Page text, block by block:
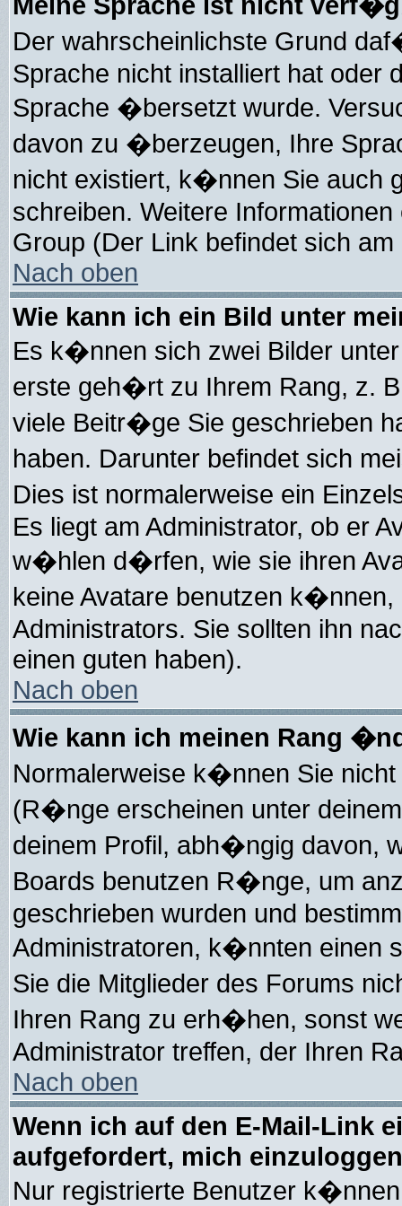
Der wahrscheinlichste Grund
Sprache nicht installiert hat oder
Sprache �bersetzt wurde.
davon zu �berzeugen, Ihre
nicht existiert, k�nnen Sie auch
schreiben. Weitere
Group (Der Link befindet sich
Nach oben
Wie kann ich ein Bild unter
Es k�nnen sich zwei Bilder
erste geh�rt zu Ihrem Rang, z.
viele Beitr�ge Sie geschrieben
haben. Darunter befindet sich
Dies ist normalerweise ein
Es liegt am Administrator, ob er
w�hlen d�rfen, wie sie ihren
keine Avatare benutzen
Administrators. Sie sollten ihn
einen guten haben).
Nach oben
Wie kann ich meinen Rang
Normalerweise k�nnen Sie
(R�nge erscheinen unter
deinem Profil, abh�ngig davon,
Boards benutzen R�nge, um
geschrieben wurden und
Administratoren, k�nnten einen
Sie die Mitglieder des Forums
Ihren Rang zu erh�hen, sonst
Administrator treffen, der Ihren
Nach oben
Wenn ich auf den E-Mail-Link
aufgefordert, mich
Nur registrierte Benutzer